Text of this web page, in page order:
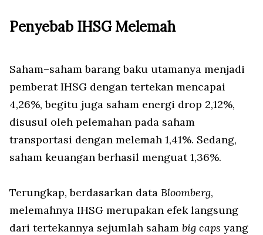
Penyebab IHSG Melemah
Saham–saham barang baku utamanya menjadi
pemberat IHSG dengan tertekan mencapai
4,26%, begitu juga saham energi drop 2,12%,
disusul oleh pelemahan pada saham
transportasi dengan melemah 1,41%. Sedang,
saham keuangan berhasil menguat 1,36%.
Terungkap, berdasarkan data Bloomberg,
melemahnya IHSG merupakan efek langsung
dari tertekannya sejumlah saham big caps yang